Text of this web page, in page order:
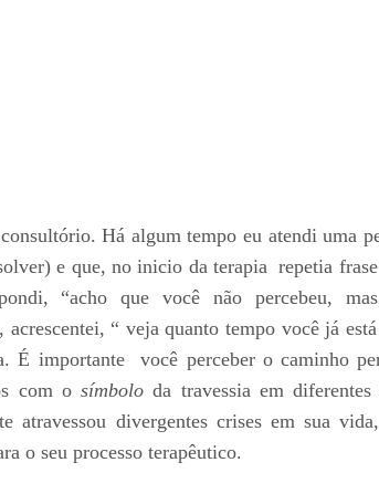
Há algum tempo eu atendi uma
e que, no inicio da terapia repetia
“acho que você não percebeu,
“ veja quanto tempo você já está
É importante você perceber o caminho
com osímbolo da travessia em diferentes
atravessou divergentes crises em sua
o seu processo terapêutico.